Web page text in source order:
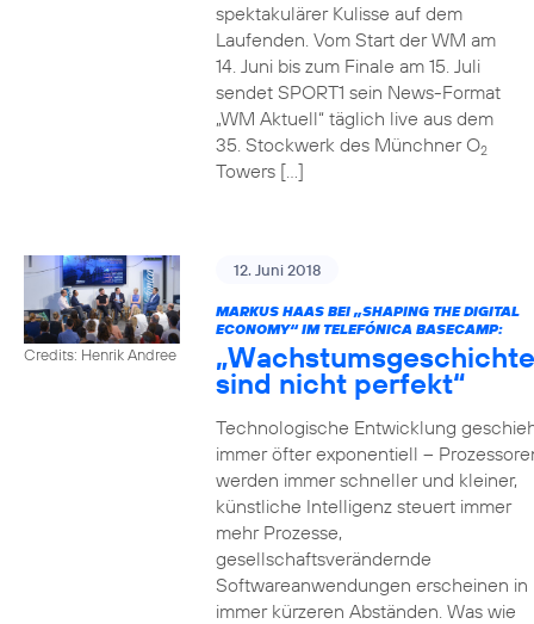
spektakulärer Kulisse auf dem
Laufenden. Vom Start der WM am
14. Juni bis zum Finale am 15. Juli
sendet SPORT1 sein News-Format
„WM Aktuell“ täglich live aus dem
35. Stockwerk des Münchner O2
Towers […]
Credits: Henrik Andree
12. Juni 2018
MARKUS HAAS BEI „SHAPING THE DIGITAL
ECONOMY“ IM TELEFÓNICA BASECAMP:
sind nicht perfekt“
Technologische Entwicklung
immer öfter exponentiell –
werden immer schneller und kleiner,
künstliche Intelligenz steuert immer
mehr Prozesse,
gesellschaftsverändernde
Softwareanwendungen erscheinen in
immer kürzeren Abständen. Was wie